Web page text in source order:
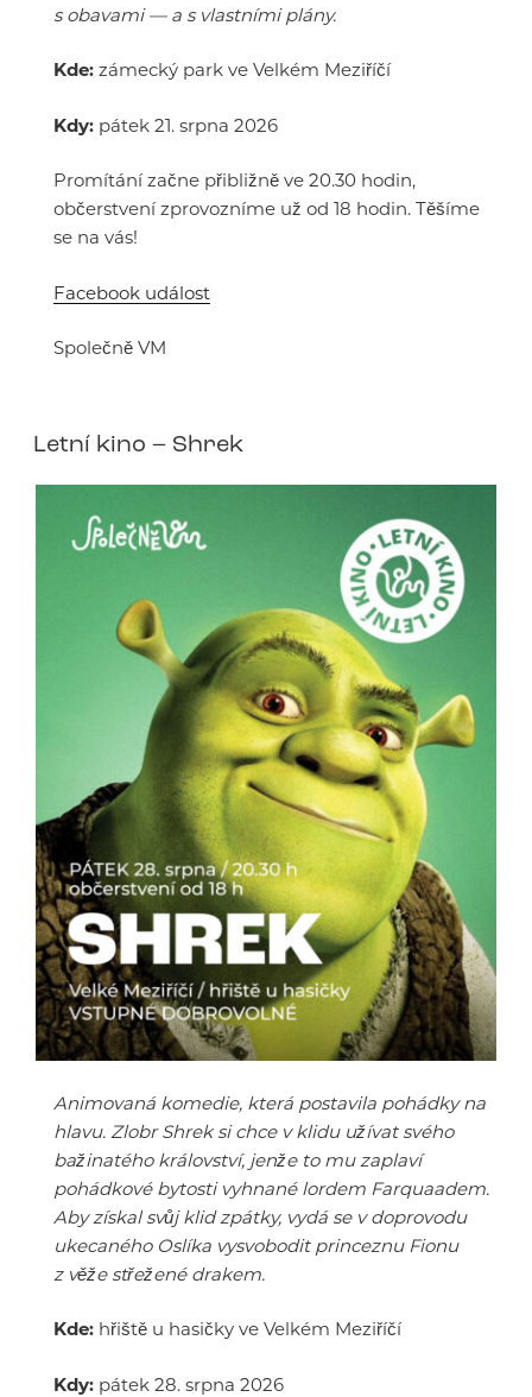
s obavami — a s vlastními plány.
Kde: zámecký park ve Velkém Meziříčí
Kdy: pátek 21. srpna 2026
Promítání začne přibližně ve 20.30 hodin,
občerstvení zprovozníme už od 18 hodin. Těšíme
se na vás!
Facebook událost
Společně VM
Letní kino – Shrek
Animovaná komedie, která postavila pohádky na
hlavu. Zlobr Shrek si chce v klidu užívat svého
bažinatého království, jenže to mu zaplaví
pohádkové bytosti vyhnané lordem Farquaadem.
Aby získal svůj klid zpátky, vydá se v doprovodu
ukecaného Oslíka vysvobodit princeznu Fionu
z věže střežené drakem.
Kde: hřiště u hasičky ve Velkém Meziříčí
Kdy: pátek 28. srpna 2026